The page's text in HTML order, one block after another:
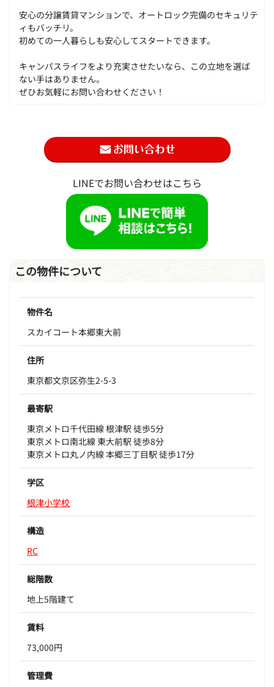
安心の分譲賃貸マンションで、オートロック完備のセキュリテ
ィもバッチリ。
初めての一人暮らしも安心してスタートできます。
キャンパスライフをより充実させたいなら、この立地を選ば
ない手はありません。
ぜひお気軽にお問い合わせください！
LINEでお問い合わせはこちら
この物件について
物件名
スカイコート本郷東大前
住所
東京都文京区弥生2-5-3
最寄駅
東京メトロ千代田線 根津駅 徒歩5分
東京メトロ南北線 東大前駅 徒歩8分
東京メトロ丸ノ内線 本郷三丁目駅 徒歩17分
学区
根津小学校
構造
RC
総階数
地上5階建て
賃料
73,000円
管理費